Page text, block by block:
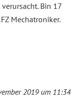
Bin 17
Mechatroniker.
2019 um 11:34